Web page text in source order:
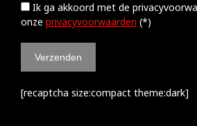
Ik ga akkoord met de
onze privacyvoorwaarden (*)
[recaptcha size:compact theme:dark]